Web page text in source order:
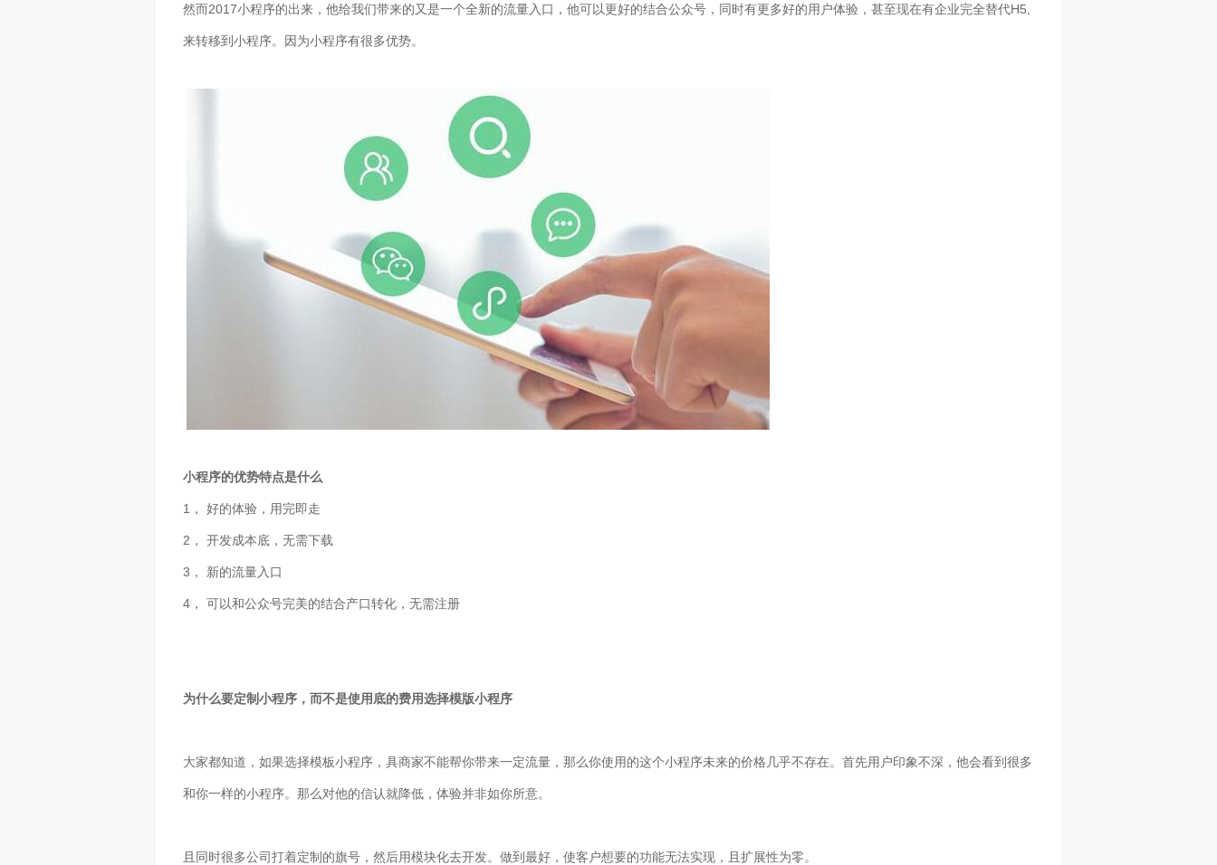
然而 2017小程序的出来，他给我们带来的又是一个全新的流量入口，他可以更好的结合公众号，同时有更多好的用户体验，甚至现在有企业完全替代H5,
来转移到小程序。因为小程序有很多优势。
小程序的优势特点是什么
1， 好的体验，用完即走
2， 开发成本底，无需下载
3， 新的流量入口
4， 可以和公众号完美的结合产口转化，无需注册
为什么要定制小程序，而不是使用底的费用选择模版小程序
大家都知道，如果选择模板小程序，具商家不能帮你带来一定流量，那么你使用的这个小程序未来的价格几乎不存在。首先用户印象不深，他会看到很多
和你一样的小程序。那么对他的信认就降低，体验并非如你所意。
且同时很多公司打着定制的旗号，然后用模块化去开发。做到最好，使客户想要的功能无法实现，且扩展性为零。